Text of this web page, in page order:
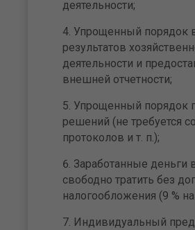
деятельности;
Упрощенный порядок
результатов
деятельности и
внешней отчетности;
Упрощенный порядок
решений (не требуется
протоколов и т. п.);
Заработанные деньги
свободно тратить без
налогообложения (9 %
Индивидуальный